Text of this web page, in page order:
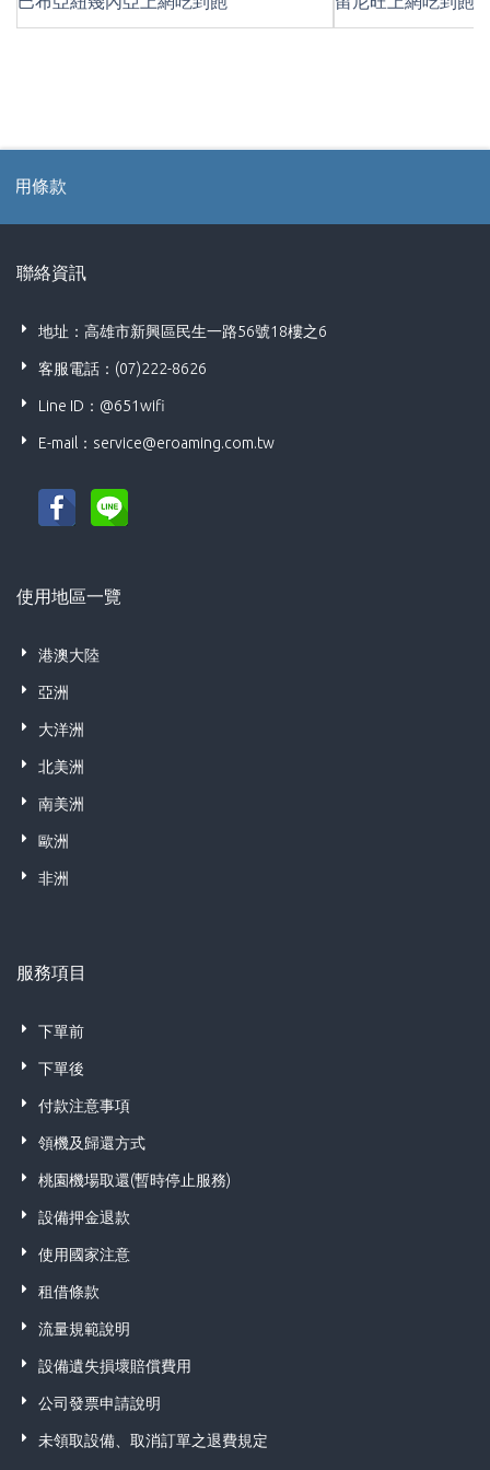
聯絡資訊
地址：高雄市新興區民生一路56號18樓之6
客服電話：(07)222-8626
Line ID：@651wifi
E-mail： service@eroaming.com.tw
使用地區一覽
港澳大陸
亞洲
大洋洲
北美洲
南美洲
歐洲
非洲
服務項目
下單前
下單後
付款注意事項
領機及歸還方式
桃園機場取還(暫時停止服務)
設備押金退款
使用國家注意
租借條款
流量規範說明
設備遺失損壞賠償費用
公司發票申請說明
未領取設備、取消訂單之退費規定